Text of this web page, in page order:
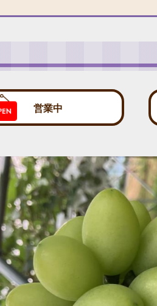
営業中